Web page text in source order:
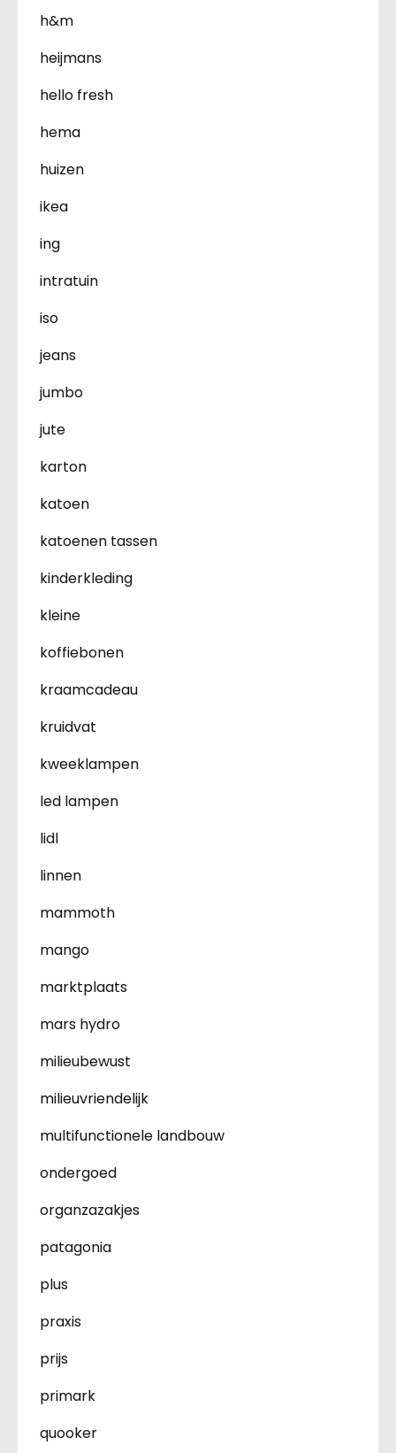
h&m
heijmans
hello fresh
hema
huizen
ikea
ing
intratuin
iso
jeans
jumbo
jute
karton
katoen
katoenen tassen
kinderkleding
kleine
koffiebonen
kraamcadeau
kruidvat
kweeklampen
led lampen
lidl
linnen
mammoth
mango
marktplaats
mars hydro
milieubewust
milieuvriendelijk
multifunctionele landbouw
ondergoed
organzazakjes
patagonia
plus
praxis
prijs
primark
quooker